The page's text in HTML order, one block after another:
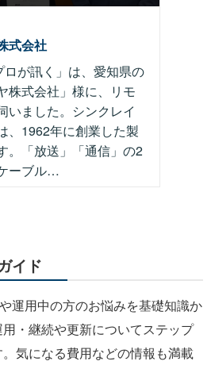
式会社
ロが訊く」は、愛知県の
株式会社」様に、リモ
いました。シンクレイ
、1962年に創業した製
。「放送」「通信」の2
ーブル…
イド
運用中の方のお悩みを基礎知識か
・継続や更新についてステップ
気になる費用などの情報も満載